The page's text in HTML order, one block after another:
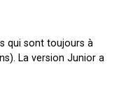
qui sont toujours à
La version Junior a